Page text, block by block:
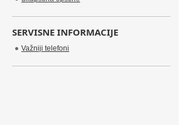
SERVISNE INFORMACIJE
Važniji telefoni